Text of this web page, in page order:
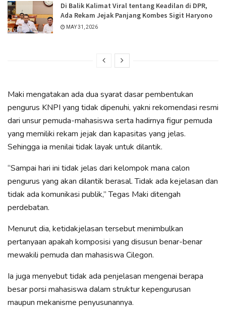
Di Balik Kalimat Viral tentang Keadilan di DPR,
Ada Rekam Jejak Panjang Kombes Sigit Haryono
MAY 31, 2026
Maki mengatakan ada dua syarat dasar pembentukan
pengurus KNPI yang tidak dipenuhi, yakni rekomendasi resmi
dari unsur pemuda-mahasiswa serta hadirnya figur pemuda
yang memiliki rekam jejak dan kapasitas yang jelas.
Sehingga ia menilai tidak layak untuk dilantik.
“Sampai hari ini tidak jelas dari kelompok mana calon
pengurus yang akan dilantik berasal. Tidak ada kejelasan dan
tidak ada komunikasi publik,” Tegas Maki ditengah
perdebatan.
Menurut dia, ketidakjelasan tersebut menimbulkan
pertanyaan apakah komposisi yang disusun benar-benar
mewakili pemuda dan mahasiswa Cilegon.
Ia juga menyebut tidak ada penjelasan mengenai berapa
besar porsi mahasiswa dalam struktur kepengurusan
maupun mekanisme penyusunannya.